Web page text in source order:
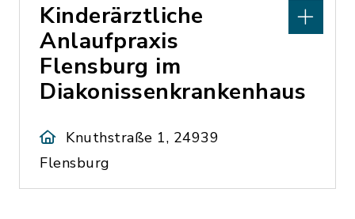
Kinderärztliche
Anlaufpraxis
Flensburg im
Diakonissenkrankenhaus
Knuthstraße 1, 24939
Flensburg